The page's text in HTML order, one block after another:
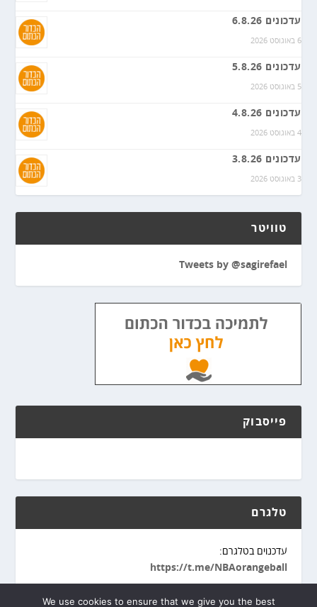
עדכונים 6.8.26
6 באוגוסט 2026
עדכונים 5.8.26
5 באוגוסט 2026
עדכונים 4.8.26
4 באוגוסט 2026
עדכונים 3.8.26
3 באוגוסט 2026
טוויטר
Tweets by @sagirefael
פייסבוק
טלגרם
עדכנוים בטלגרם:
https://t.me/NBAorangeball
We use cookies to ensure that we give you the best